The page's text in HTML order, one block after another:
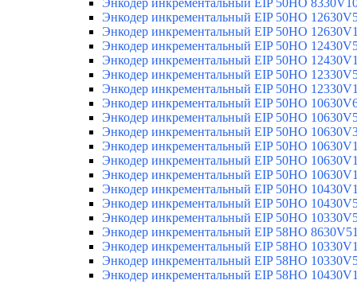
Энкодер инкрементальный EIP 50HO
Энкодер инкрементальный EIP 50HO
Энкодер инкрементальный EIP 50HO
Энкодер инкрементальный EIP 50HO
Энкодер инкрементальный EIP 50HO
Энкодер инкрементальный EIP 50HO
Энкодер инкрементальный EIP 50HO
Энкодер инкрементальный EIP 50HO
Энкодер инкрементальный EIP 50HO
Энкодер инкрементальный EIP 50HO
Энкодер инкрементальный EIP 50HO
Энкодер инкрементальный EIP 50HO
Энкодер инкрементальный EIP 50HO
Энкодер инкрементальный EIP 50HO
Энкодер инкрементальный EIP 50HO
Энкодер инкрементальный EIP 50HO
Энкодер инкрементальный EIP 58HO
Энкодер инкрементальный EIP 58HO
Энкодер инкрементальный EIP 58HO
Энкодер инкрементальный EIP 58HO